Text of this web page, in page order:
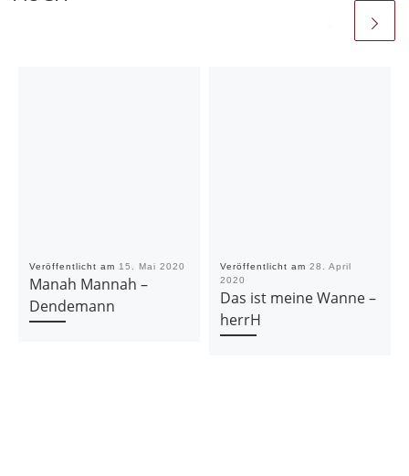
Veröffentlicht am 15. Mai 2020
Manah Mannah –
Dendemann
Veröffentlicht am 28. April
2020
Das ist meine Wanne –
herrH